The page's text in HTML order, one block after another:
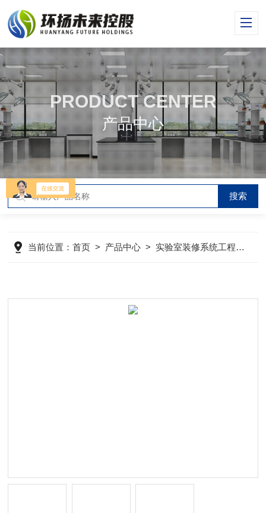
PRODUCT CENTER
产品中心
当前位置：首页 > 产品中心 > 实验室装修系统工程>